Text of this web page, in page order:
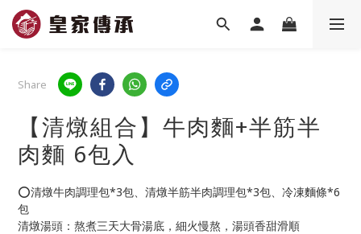
Share
【清燉組合】牛肉麵+半筋半
肉麵 6包入
⭕️清燉牛肉調理包*3包、清燉半筋半肉調理包*3包、冷凍麵條*6
包
清燉湯頭：熬煮三天大骨湯底，細火慢熬，湯頭香甜滑順